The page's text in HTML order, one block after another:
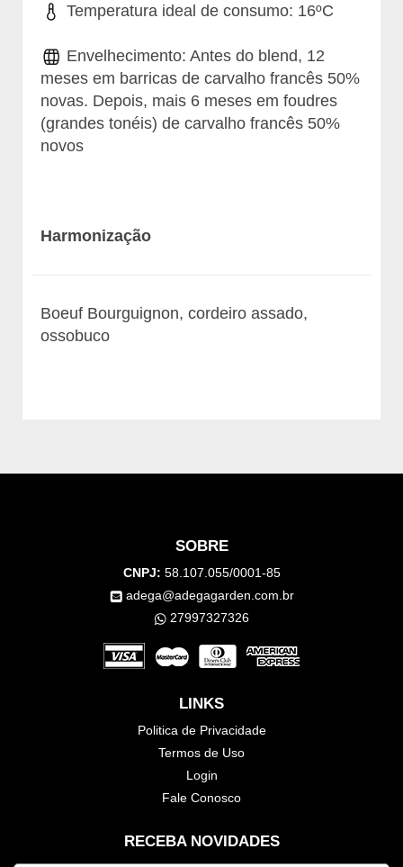
Temperatura ideal de consumo: 16ºC
Envelhecimento: Antes do blend, 12
meses em barricas de carvalho francês 50%
novas. Depois, mais 6 meses em foudres
(grandes tonéis) de carvalho francês 50%
novos
Harmonização
Boeuf Bourguignon, cordeiro assado,
ossobuco
SOBRE
CNPJ: 58.107.055/0001-85
adega@adegagarden.com.br
27997327326
LINKS
Politica de Privacidade
Termos de Uso
Login
Fale Conosco
RECEBA NOVIDADES